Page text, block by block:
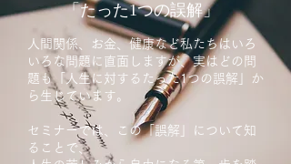
「たった1つの誤解」
人間関係、お金、健康など私たちはいろ
いろな問題に直面しますが、実はどの問
題も「人生に対するたった1つの誤解」か
ら生じています。
セミナーでは、この「誤解」について知
ることで、